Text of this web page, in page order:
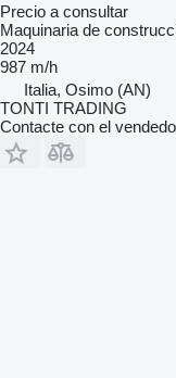
Precio a consultar
Maquinaria de
2024
987 m/h
Italia, Osimo (AN)
TONTI TRADING
Contacte con el